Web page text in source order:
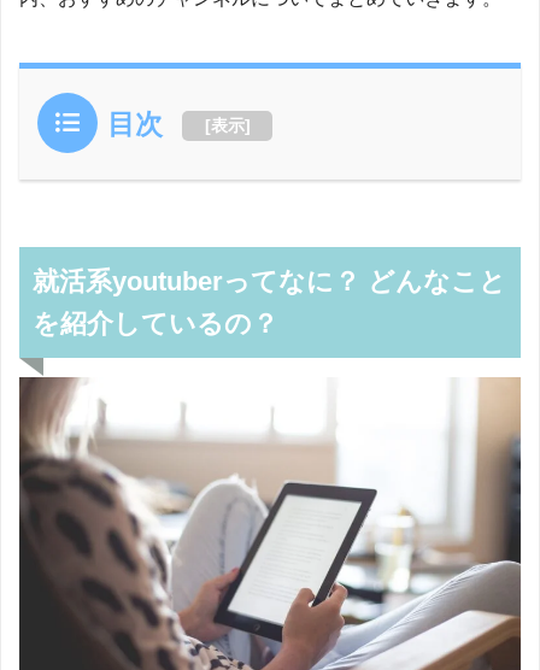
目次 [表示]
就活系youtuberってなに？ どんなこと
を紹介しているの？